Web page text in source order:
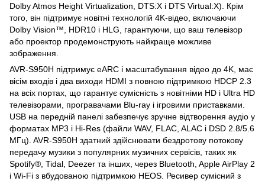
Dolby Atmos Height Virtualization, DTS:X і DTS Virtual:X). Крім
того, він підтримує новітні технологій 4K-відео, включаючи
Dolby Vision™, HDR10 і HLG, гарантуючи, що ваш телевізор
або проектор продемонструють найкраще можливе
зображення.
AVR-S950H підтримує eARC і масштабування відео до 4K, має
вісім входів і два виходи HDMI з повною підтримкою HDCP 2.3
на всіх портах, що гарантує сумісність з новітніми HD і Ultra HD
телевізорами, програвачами Blu-ray і ігровими приставками.
USB на передній панелі забезпечує зручне відтворення аудіо у
форматах MP3 і Hi-Res (файли WAV, FLAC, ALAC і DSD 2.8/5.6
МГц). AVR-S950H здатний здійснювати бездротову потокову
передачу музики з популярних музичних сервісів, таких як
Spotify®, Tidal, Deezer та інших, через Bluetooth, Apple AirPlay 2
і Wi-Fi з вбудованою підтримкою HEOS. Ресивер сумісний з